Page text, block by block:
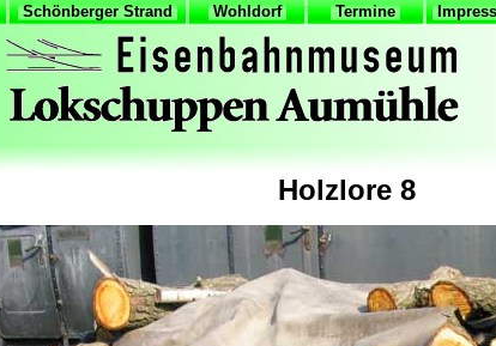
Schönberger Strand Wohldorf Termine
Holzlore 8